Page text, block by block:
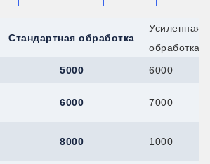
Стандартная обработка
Усиленная
обработка
5000
6000
6000 7000
8000 1000